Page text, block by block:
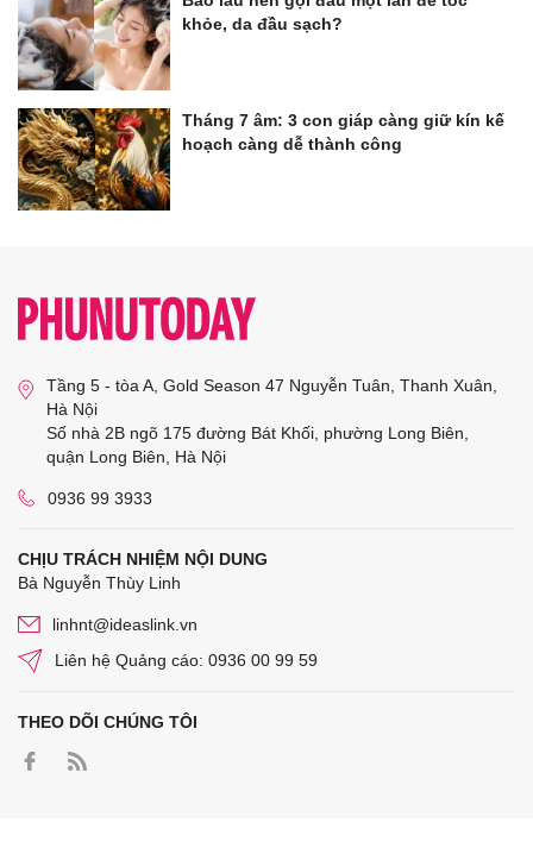
khỏe, da đầu sạch?
Tháng 7 âm: 3 con giáp càng giữ kín kế
hoạch càng dễ thành công
Tầng 5 - tòa A, Gold Season 47 Nguyễn Tuân, Thanh Xuân,
Hà Nội
Số nhà 2B ngõ 175 đường Bát Khối, phường Long Biên,
quận Long Biên, Hà Nội
0936 99 3933
CHỊU TRÁCH NHIỆM NỘI DUNG
Bà Nguyễn Thùy Linh
linhnt@ideaslink.vn
Liên hệ Quảng cáo: 0936 00 99 59
THEO DÕI CHÚNG TÔI